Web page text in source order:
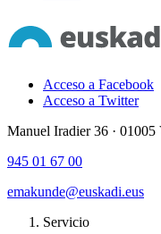
Acceso a Facebook
Acceso a Twitter
Manuel Iradier 36 ·
945 01 67 00
emakunde@euskadi.eus
Servicio